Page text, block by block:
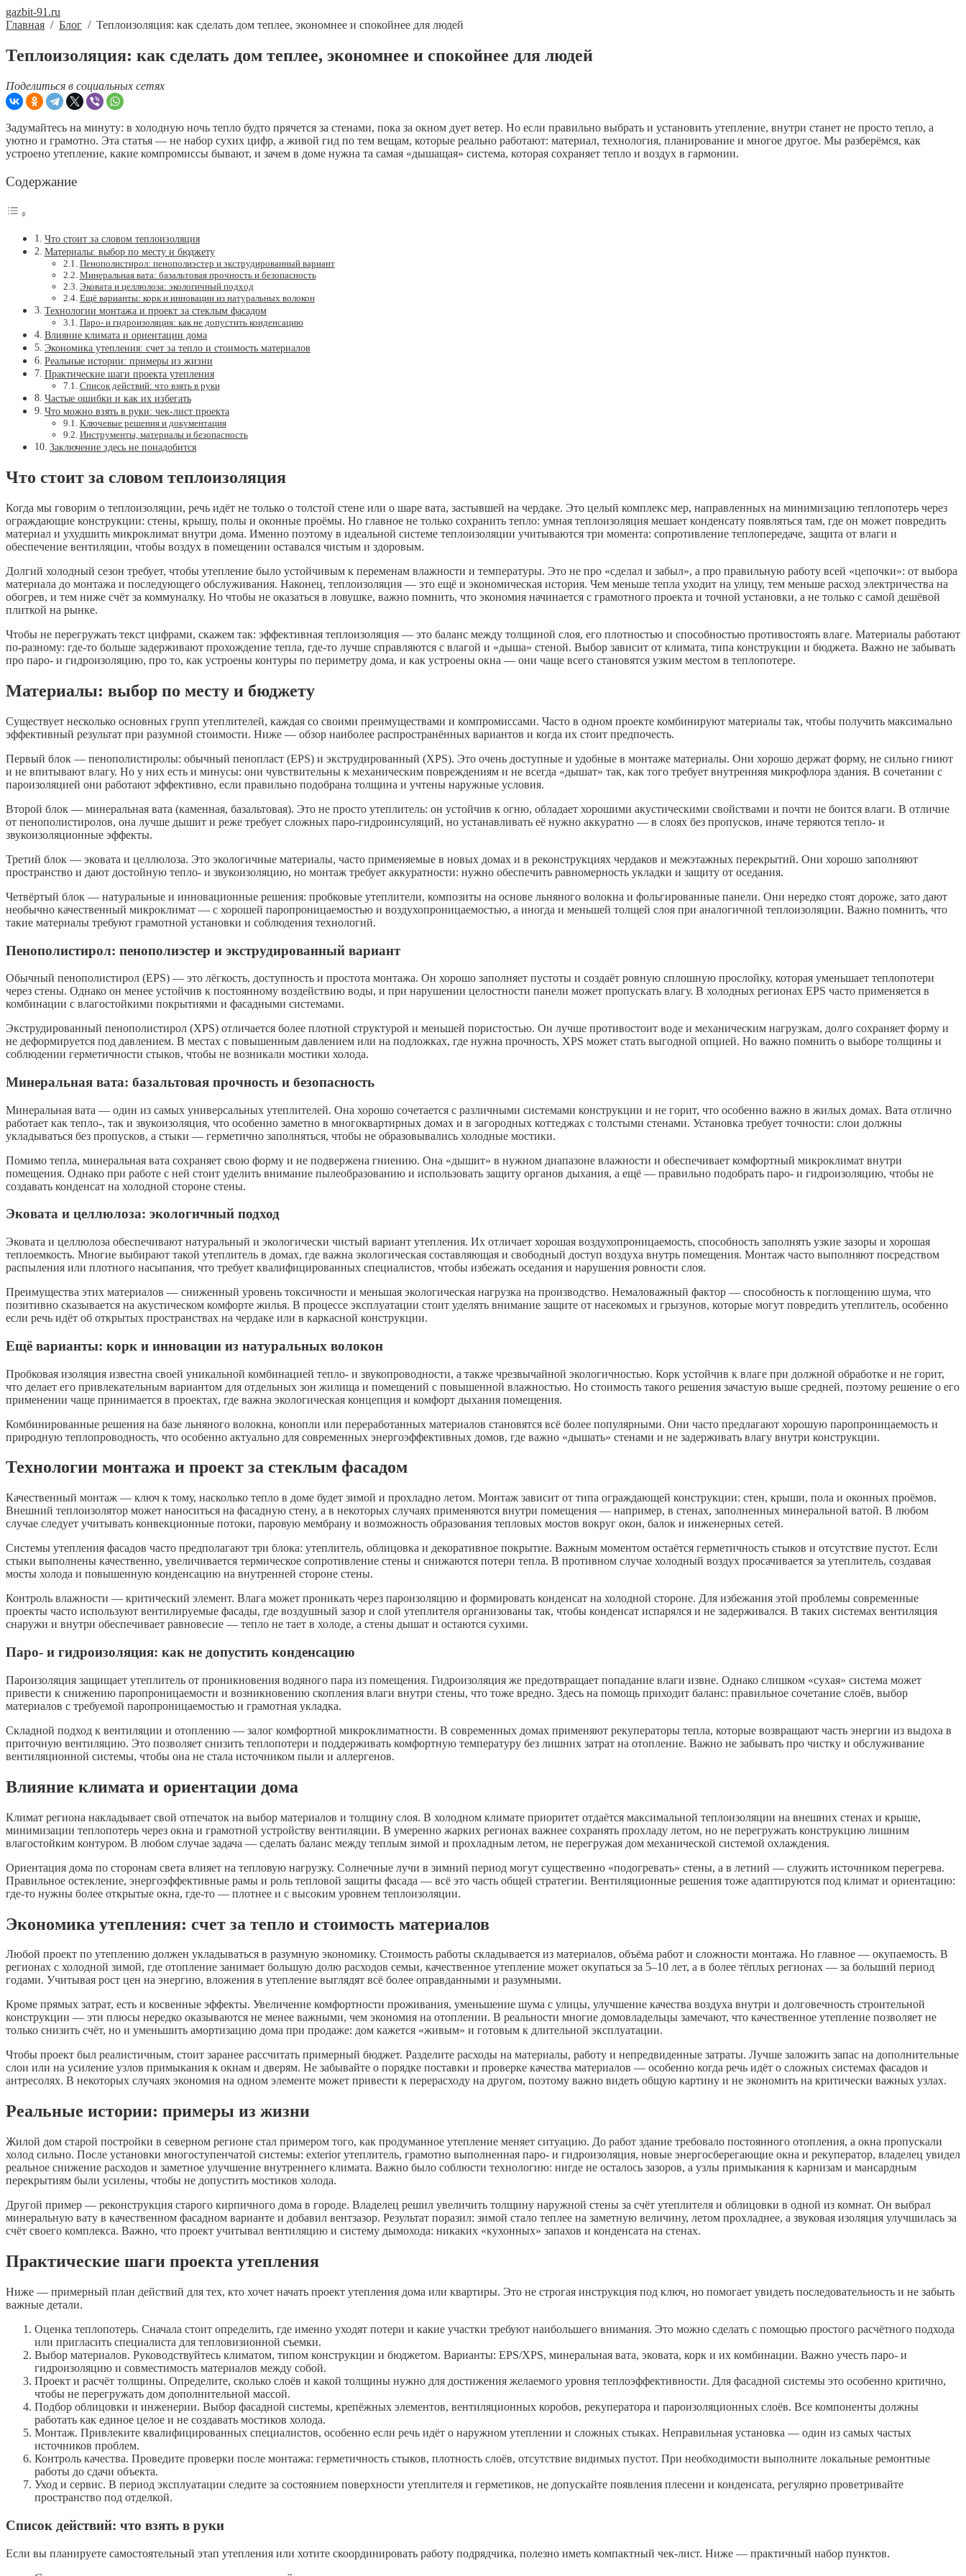
gazbit-91.ru
Главная / Блог / Теплоизоляция: как сделать дом теплее, экономнее и спокойнее для людей
Теплоизоляция: как сделать дом теплее, экономнее и спокойнее для людей
Поделиться в социальных сетях
Задумайтесь на минуту: в холодную ночь тепло будто прячется за стенами, пока за окном дует ветер. Но если правильно выбрать и установить утепление, внутри станет не просто тепло, а
уютно и грамотно. Эта статья — не набор сухих цифр, а живой гид по тем вещам, которые реально работают: материал, технология, планирование и многое другое. Мы разберёмся, как
устроено утепление, какие компромиссы бывают, и зачем в доме нужна та самая «дышащая» система, которая сохраняет тепло и воздух в гармонии.
Содержание
Что стоит за словом теплоизоляция
Материалы: выбор по месту и бюджету
Пенополистирол: пенополиэстер и экструдированный вариант
Минеральная вата: базальтовая прочность и безопасность
Эковата и целлюлоза: экологичный подход
Ещё варианты: корк и инновации из натуральных волокон
Технологии монтажа и проект за стеклым фасадом
Паро- и гидроизоляция: как не допустить конденсацию
Влияние климата и ориентации дома
Экономика утепления: счет за тепло и стоимость материалов
Реальные истории: примеры из жизни
Практические шаги проекта утепления
Список действий: что взять в руки
Частые ошибки и как их избегать
Что можно взять в руки: чек-лист проекта
Ключевые решения и документация
Инструменты, материалы и безопасность
Заключение здесь не понадобится
Что стоит за словом теплоизоляция
Когда мы говорим о теплоизоляции, речь идёт не только о толстой стене или о шаре вата, застывшей на чердаке. Это целый комплекс мер, направленных на минимизацию теплопотерь через
ограждающие конструкции: стены, крышу, полы и оконные проёмы. Но главное не только сохранить тепло: умная теплоизоляция мешает конденсату появляться там, где он может повредить
материал и ухудшить микроклимат внутри дома. Именно поэтому в идеальной системе теплоизоляции учитываются три момента: сопротивление теплопередаче, защита от влаги и
обеспечение вентиляции, чтобы воздух в помещении оставался чистым и здоровым.
Долгий холодный сезон требует, чтобы утепление было устойчивым к переменам влажности и температуры. Это не про «сделал и забыл», а про правильную работу всей «цепочки»: от выбора
материала до монтажа и последующего обслуживания. Наконец, теплоизоляция — это ещё и экономическая история. Чем меньше тепла уходит на улицу, тем меньше расход электричества на
обогрев, и тем ниже счёт за коммуналку. Но чтобы не оказаться в ловушке, важно помнить, что экономия начинается с грамотного проекта и точной установки, а не только с самой дешёвой
плиткой на рынке.
Чтобы не перегружать текст цифрами, скажем так: эффективная теплоизоляция — это баланс между толщиной слоя, его плотностью и способностью противостоять влаге. Материалы работают
по-разному: где-то больше задерживают прохождение тепла, где-то лучше справляются с влагой и «дыша» стеной. Выбор зависит от климата, типа конструкции и бюджета. Важно не забывать
про паро- и гидроизоляцию, про то, как устроены контуры по периметру дома, и как устроены окна — они чаще всего становятся узким местом в теплопотере.
Материалы: выбор по месту и бюджету
Существует несколько основных групп утеплителей, каждая со своими преимуществами и компромиссами. Часто в одном проекте комбинируют материалы так, чтобы получить максимально
эффективный результат при разумной стоимости. Ниже — обзор наиболее распространённых вариантов и когда их стоит предпочесть.
Первый блок — пенополистиролы: обычный пенопласт (EPS) и экструдированный (XPS). Это очень доступные и удобные в монтаже материалы. Они хорошо держат форму, не сильно гниют
и не впитывают влагу. Но у них есть и минусы: они чувствительны к механическим повреждениям и не всегда «дышат» так, как того требует внутренняя микрофлора здания. В сочетании с
пароизоляцией они работают эффективно, если правильно подобрана толщина и учтены наружные условия.
Второй блок — минеральная вата (каменная, базальтовая). Это не просто утеплитель: он устойчив к огню, обладает хорошими акустическими свойствами и почти не боится влаги. В отличие
от пенополистиролов, она лучше дышит и реже требует сложных паро-гидроинсуляций, но устанавливать её нужно аккуратно — в слоях без пропусков, иначе теряются тепло- и
звукоизоляционные эффекты.
Третий блок — эковата и целлюлоза. Это экологичные материалы, часто применяемые в новых домах и в реконструкциях чердаков и межэтажных перекрытий. Они хорошо заполняют
пространство и дают достойную тепло- и звукоизоляцию, но монтаж требует аккуратности: нужно обеспечить равномерность укладки и защиту от оседания.
Четвёртый блок — натуральные и инновационные решения: пробковые утеплители, композиты на основе льняного волокна и фольгированные панели. Они нередко стоят дороже, зато дают
необычно качественный микроклимат — с хорошей паропроницаемостью и воздухопроницаемостью, а иногда и меньшей толщей слоя при аналогичной теплоизоляции. Важно помнить, что
такие материалы требуют грамотной установки и соблюдения технологий.
Пенополистирол: пенополиэстер и экструдированный вариант
Обычный пенополистирол (EPS) — это лёгкость, доступность и простота монтажа. Он хорошо заполняет пустоты и создаёт ровную сплошную прослойку, которая уменьшает теплопотери
через стены. Однако он менее устойчив к постоянному воздействию воды, и при нарушении целостности панели может пропускать влагу. В холодных регионах EPS часто применяется в
комбинации с влагостойкими покрытиями и фасадными системами.
Экструдированный пенополистирол (XPS) отличается более плотной структурой и меньшей пористостью. Он лучше противостоит воде и механическим нагрузкам, долго сохраняет форму и
не деформируется под давлением. В местах с повышенным давлением или на подложках, где нужна прочность, XPS может стать выгодной опцией. Но важно помнить о выборе толщины и
соблюдении герметичности стыков, чтобы не возникали мостики холода.
Минеральная вата: базальтовая прочность и безопасность
Минеральная вата — один из самых универсальных утеплителей. Она хорошо сочетается с различными системами конструкции и не горит, что особенно важно в жилых домах. Вата отлично
работает как тепло-, так и звукоизоляция, что особенно заметно в многоквартирных домах и в загородных коттеджах с толстыми стенами. Установка требует точности: слои должны
укладываться без пропусков, а стыки — герметично заполняться, чтобы не образовывались холодные мостики.
Помимо тепла, минеральная вата сохраняет свою форму и не подвержена гниению. Она «дышит» в нужном диапазоне влажности и обеспечивает комфортный микроклимат внутри
помещения. Однако при работе с ней стоит уделить внимание пылеобразованию и использовать защиту органов дыхания, а ещё — правильно подобрать паро- и гидроизоляцию, чтобы не
создавать конденсат на холодной стороне стены.
Эковата и целлюлоза: экологичный подход
Эковата и целлюлоза обеспечивают натуральный и экологически чистый вариант утепления. Их отличает хорошая воздухопроницаемость, способность заполнять узкие зазоры и хорошая
теплоемкость. Многие выбирают такой утеплитель в домах, где важна экологическая составляющая и свободный доступ воздуха внутрь помещения. Монтаж часто выполняют посредством
распыления или плотного насыпания, что требует квалифицированных специалистов, чтобы избежать оседания и нарушения ровности слоя.
Преимущества этих материалов — сниженный уровень токсичности и меньшая экологическая нагрузка на производство. Немаловажный фактор — способность к поглощению шума, что
позитивно сказывается на акустическом комфорте жилья. В процессе эксплуатации стоит уделять внимание защите от насекомых и грызунов, которые могут повредить утеплитель, особенно
если речь идёт об открытых пространствах на чердаке или в каркасной конструкции.
Ещё варианты: корк и инновации из натуральных волокон
Пробковая изоляция известна своей уникальной комбинацией тепло- и звукопроводности, а также чрезвычайной экологичностью. Корк устойчив к влаге при должной обработке и не горит,
что делает его привлекательным вариантом для отдельных зон жилища и помещений с повышенной влажностью. Но стоимость такого решения зачастую выше средней, поэтому решение о его
применении чаще принимается в проектах, где важна экологическая концепция и комфорт дыхания помещения.
Комбинированные решения на базе льняного волокна, конопли или переработанных материалов становятся всё более популярными. Они часто предлагают хорошую паропроницаемость и
природную теплопроводность, что особенно актуально для современных энергоэффективных домов, где важно «дышать» стенами и не задерживать влагу внутри конструкции.
Технологии монтажа и проект за стеклым фасадом
Качественный монтаж — ключ к тому, насколько тепло в доме будет зимой и прохладно летом. Монтаж зависит от типа ограждающей конструкции: стен, крыши, пола и оконных проёмов.
Внешний теплоизолятор может наноситься на фасадную стену, а в некоторых случаях применяются внутри помещения — например, в стенах, заполненных минеральной ватой. В любом
случае следует учитывать конвекционные потоки, паровую мембрану и возможность образования тепловых мостов вокруг окон, балок и инженерных сетей.
Системы утепления фасадов часто предполагают три блока: утеплитель, облицовка и декоративное покрытие. Важным моментом остаётся герметичность стыков и отсутствие пустот. Если
стыки выполнены качественно, увеличивается термическое сопротивление стены и снижаются потери тепла. В противном случае холодный воздух просачивается за утеплитель, создавая
мосты холода и повышенную конденсацию на внутренней стороне стены.
Контроль влажности — критический элемент. Влага может проникать через пароизоляцию и формировать конденсат на холодной стороне. Для избежания этой проблемы современные
проекты часто используют вентилируемые фасады, где воздушный зазор и слой утеплителя организованы так, чтобы конденсат испарялся и не задерживался. В таких системах вентиляция
снаружи и внутри обеспечивает равновесие — тепло не тает в холоде, а стены дышат и остаются сухими.
Паро- и гидроизоляция: как не допустить конденсацию
Пароизоляция защищает утеплитель от проникновения водяного пара из помещения. Гидроизоляция же предотвращает попадание влаги извне. Однако слишком «сухая» система может
привести к снижению паропроницаемости и возникновению скопления влаги внутри стены, что тоже вредно. Здесь на помощь приходит баланс: правильное сочетание слоёв, выбор
материалов с требуемой паропроницаемостью и грамотная укладка.
Складной подход к вентиляции и отоплению — залог комфортной микроклиматности. В современных домах применяют рекуператоры тепла, которые возвращают часть энергии из выдоха в
приточную вентиляцию. Это позволяет снизить теплопотери и поддерживать комфортную температуру без лишних затрат на отопление. Важно не забывать про чистку и обслуживание
вентиляционной системы, чтобы она не стала источником пыли и аллергенов.
Влияние климата и ориентации дома
Климат региона накладывает свой отпечаток на выбор материалов и толщину слоя. В холодном климате приоритет отдаётся максимальной теплоизоляции на внешних стенах и крыше,
минимизации теплопотерь через окна и грамотной устройству вентиляции. В умеренно жарких регионах важнее сохранять прохладу летом, но не перегружать конструкцию лишним
влагостойким контуром. В любом случае задача — сделать баланс между теплым зимой и прохладным летом, не перегружая дом механической системой охлаждения.
Ориентация дома по сторонам света влияет на тепловую нагрузку. Солнечные лучи в зимний период могут существенно «подогревать» стены, а в летний — служить источником перегрева.
Правильное остекление, энергоэффективные рамы и роль тепловой защиты фасада — всё это часть общей стратегии. Вентиляционные решения тоже адаптируются под климат и ориентацию:
где-то нужны более открытые окна, где-то — плотнее и с высоким уровнем теплоизоляции.
Экономика утепления: счет за тепло и стоимость материалов
Любой проект по утеплению должен укладываться в разумную экономику. Стоимость работы складывается из материалов, объёма работ и сложности монтажа. Но главное — окупаемость. В
регионах с холодной зимой, где отопление занимает большую долю расходов семьи, качественное утепление может окупаться за 5–10 лет, а в более тёплых регионах — за больший период
годами. Учитывая рост цен на энергию, вложения в утепление выглядят всё более оправданными и разумными.
Кроме прямых затрат, есть и косвенные эффекты. Увеличение комфортности проживания, уменьшение шума с улицы, улучшение качества воздуха внутри и долговечность строительной
конструкции — эти плюсы нередко оказываются не менее важными, чем экономия на отоплении. В реальности многие домовладельцы замечают, что качественное утепление позволяет не
только снизить счёт, но и уменьшить амортизацию дома при продаже: дом кажется «живым» и готовым к длительной эксплуатации.
Чтобы проект был реалистичным, стоит заранее рассчитать примерный бюджет. Разделите расходы на материалы, работу и непредвиденные затраты. Лучше заложить запас на дополнительные
слои или на усиление узлов примыкания к окнам и дверям. Не забывайте о порядке поставки и проверке качества материалов — особенно когда речь идёт о сложных системах фасадов и
антресолях. В некоторых случаях экономия на одном элементе может привести к перерасходу на другом, поэтому важно видеть общую картину и не экономить на критически важных узлах.
Реальные истории: примеры из жизни
Жилой дом старой постройки в северном регионе стал примером того, как продуманное утепление меняет ситуацию. До работ здание требовало постоянного отопления, а окна пропускали
холод сильно. После установки многоступенчатой системы: exterior утеплитель, грамотно выполненная паро- и гидроизоляция, новые энергосберегающие окна и рекуператор, владелец увидел
реальное снижение расходов и заметное улучшение внутреннего климата. Важно было соблюсти технологию: нигде не осталось зазоров, а узлы примыкания к карнизам и мансардным
перекрытиям были усилены, чтобы не допустить мостиков холода.
Другой пример — реконструкция старого кирпичного дома в городе. Владелец решил увеличить толщину наружной стены за счёт утеплителя и облицовки в одной из комнат. Он выбрал
минеральную вату в качественном фасадном варианте и добавил вентзазор. Результат поразил: зимой стало теплее на заметную величину, летом прохладнее, а звуковая изоляция улучшилась за
счёт своего комплекса. Важно, что проект учитывал вентиляцию и систему дымохода: никаких «кухонных» запахов и конденсата на стенах.
Практические шаги проекта утепления
Ниже — примерный план действий для тех, кто хочет начать проект утепления дома или квартиры. Это не строгая инструкция под ключ, но помогает увидеть последовательность и не забыть
важные детали.
Оценка теплопотерь. Сначала стоит определить, где именно уходят потери и какие участки требуют наибольшего внимания. Это можно сделать с помощью простого расчётного подхода
или пригласить специалиста для тепловизионной съемки.
Выбор материалов. Руководствуйтесь климатом, типом конструкции и бюджетом. Варианты: EPS/XPS, минеральная вата, эковата, корк и их комбинации. Важно учесть паро- и
гидроизоляцию и совместимость материалов между собой.
Проект и расчёт толщины. Определите, сколько слоёв и какой толщины нужно для достижения желаемого уровня теплоэффективности. Для фасадной системы это особенно критично,
чтобы не перегружать дом дополнительной массой.
Подбор облицовки и инженерии. Выбор фасадной системы, крепёжных элементов, вентиляционных коробов, рекуператора и пароизоляционных слоёв. Все компоненты должны
работать как единое целое и не создавать мостиков холода.
Монтаж. Привлеките квалифицированных специалистов, особенно если речь идёт о наружном утеплении и сложных стыках. Неправильная установка — один из самых частых
источников проблем.
Контроль качества. Проведите проверки после монтажа: герметичность стыков, плотность слоёв, отсутствие видимых пустот. При необходимости выполните локальные ремонтные
работы до сдачи объекта.
Уход и сервис. В период эксплуатации следите за состоянием поверхности утеплителя и герметиков, не допускайте появления плесени и конденсата, регулярно проветривайте
пространство под отделкой.
Список действий: что взять в руки
Если вы планируете самостоятельный этап утепления или хотите скоординировать работу подрядчика, полезно иметь компактный чек-лист. Ниже — практичный набор пунктов.